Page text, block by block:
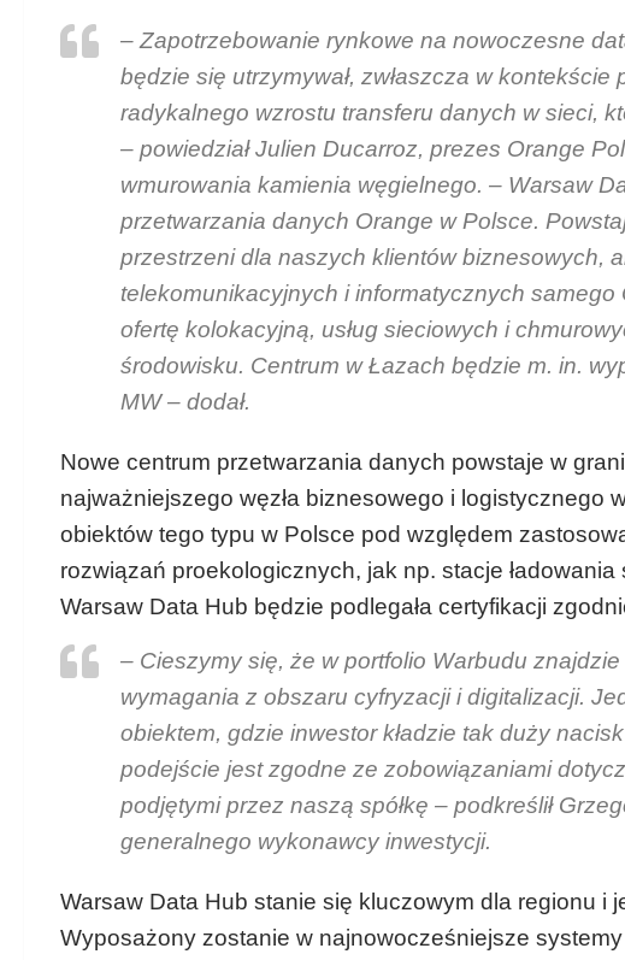
– Zapotrzebowanie rynkowe na nowoczesne
będzie się utrzymywał, zwłaszcza w
radykalnego wzrostu transferu danych w sieci,
– powiedział Julien Ducarroz, prezes Orange
wmurowania kamienia węgielnego. – Warsaw
przetwarzania danych Orange w Polsce.
przestrzeni dla naszych klientów biznesowych,
telekomunikacyjnych i informatycznych
ofertę kolokacyjną, usług sieciowych i
środowisku. Centrum w Łazach będzie m. in.
MW – dodał.
Nowe centrum przetwarzania danych powstaje w
najważniejszego węzła biznesowego i logistycznego
obiektów tego typu w Polsce pod względem
rozwiązań proekologicznych, jak np. stacje
Warsaw Data Hub będzie podlegała certyfikacji
– Cieszymy się, że w portfolio Warbudu
wymagania z obszaru cyfryzacji i digitalizacji.
obiektem, gdzie inwestor kładzie tak duży
podejście jest zgodne ze zobowiązaniami
podjętymi przez naszą spółkę – podkreślił
generalnego wykonawcy inwestycji.
Warsaw Data Hub stanie się kluczowym dla regionu i
Wyposażony zostanie w najnowocześniejsze